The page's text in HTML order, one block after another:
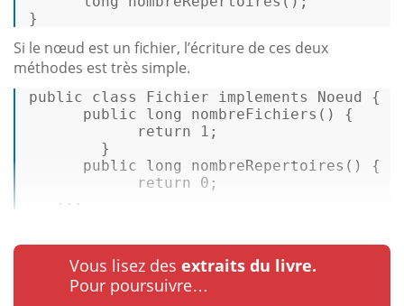
}
Si le nœud est un fichier, l’écriture de ces deux
méthodes est très simple.
public class Fichier implements Noeud
{
public
long nombreFichiers ()
{
return
1 ;
}
public
long nombreRepertoires ()
{
return
0 ;
...
Vous lisez des extraits du livre.
Pour poursuivre…